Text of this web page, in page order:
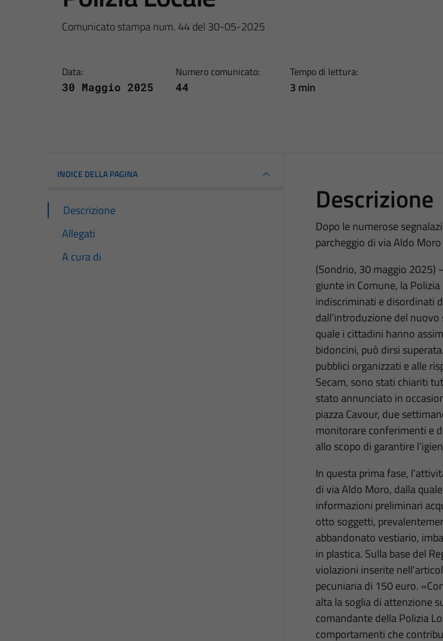
Comunicato stampa num. 44 del 30-05-2025
Data:
30 Maggio 2025
Numero comunicato:
44
Tempo di lettura:
3 min
INDICE DELLA PAGINA
Descrizione
Allegati
A cura di
Descrizione
Dopo le numerose
parcheggio di via Aldo Moro
(Sondrio, 30 maggio 2025)
giunte in Comune, la
indiscriminati e disordinati
dall’introduzione del
quale i cittadini hanno
bidoncini, può dirsi
pubblici organizzati e alle
Secam, sono stati chiariti
stato annunciato in
piazza Cavour, due
monitorare conferimenti e
allo scopo di garantire
In questa prima fase,
di via Aldo Moro, dalla
informazioni preliminari
otto soggetti,
abbandonato vestiario,
in plastica. Sulla base del
violazioni inserite
pecuniaria di 150 euro.
alta la soglia di attenzione
comandante della Polizia
comportamenti che